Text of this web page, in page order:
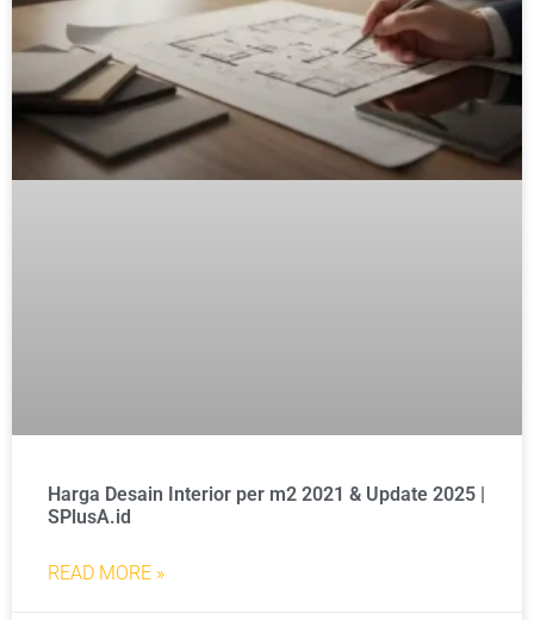
Harga Desain Interior per m2 2021 & Update 2025 |
SPlusA.id
READ MORE »